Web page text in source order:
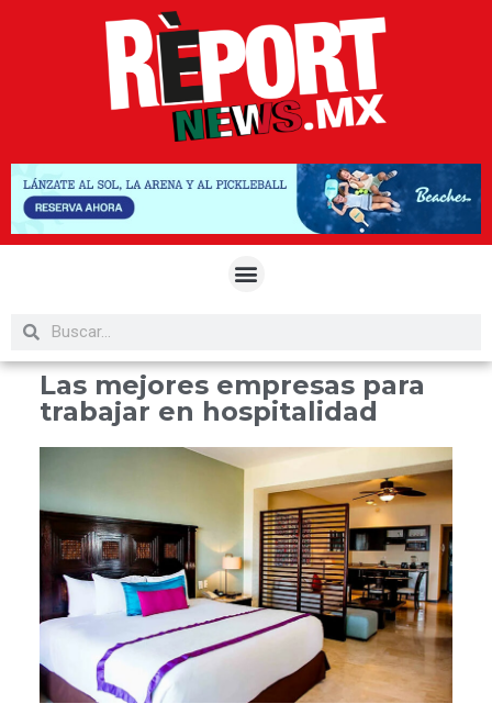
Las mejores empresas para
trabajar en hospitalidad